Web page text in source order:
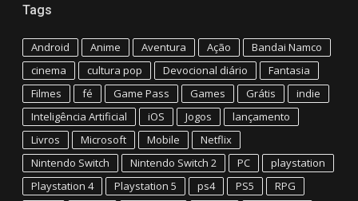
Tags
Android Anime Aventura Ação
Bandai Namco
cinema
cultura pop Devocional diário
Fantasia
Filmes
fé Game Pass Games Grátis
indie
Inteligência Artificial
iOS Jogos
lançamento
Livros
Microsoft Mobile
Netflix
Nintendo Switch
Nintendo Switch 2 PC
playstation
Playstation 4
Playstation 5 ps4 PS5
RPG